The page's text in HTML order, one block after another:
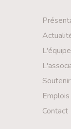
L'équipe
Emplois
Contact